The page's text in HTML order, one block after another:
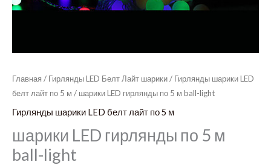
Главная / Гирлянды LED Белт Лайт шарики/ Гирлянды шарики LED
белт лайт по 5 м / шарики LED гирлянды по 5 м ball-light
Гирлянды шарики LED белт лайт по 5 м
шарики LED гирлянды по 5 м
ball-light